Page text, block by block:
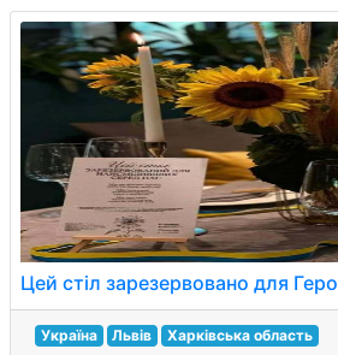
Цей стіл зарезервовано для
Україна Львів Харківська область